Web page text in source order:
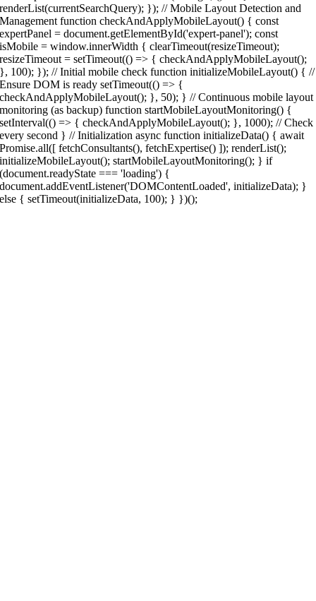
renderList(currentSearchQuery); }); // Mobile Layout Detection and
Management function checkAndApplyMobileLayout() { const
expertPanel = document.getElementById('expert-panel'); const
isMobile = window.innerWidth { clearTimeout(resizeTimeout);
resizeTimeout = setTimeout(() => { checkAndApplyMobileLayout();
}, 100); }); // Initial mobile check function initializeMobileLayout() { //
Ensure DOM is ready setTimeout(() => {
checkAndApplyMobileLayout(); }, 50); } // Continuous mobile layout
monitoring (as backup) function startMobileLayoutMonitoring() {
setInterval(() => { checkAndApplyMobileLayout(); }, 1000); // Check
every second } // Initialization async function initializeData() { await
Promise.all([ fetchConsultants(), fetchExpertise() ]); renderList();
initializeMobileLayout(); startMobileLayoutMonitoring(); } if
(document.readyState === 'loading') {
document.addEventListener('DOMContentLoaded', initializeData); }
else { setTimeout(initializeData, 100); } })();